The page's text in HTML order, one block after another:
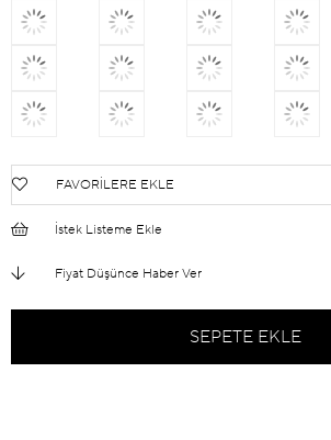
FAVORILERE EKLE
İstek Listeme Ekle
Fiyat Düşünce Haber Ver